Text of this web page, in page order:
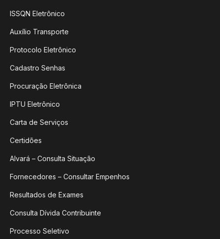
ISSQN Eletrônico
Auxílio Transporte
Protocolo Eletrônico
Cadastro Senhas
Procuração Eletrônica
IPTU Eletrônico
Carta de Serviços
Certidões
Alvará – Consulta Situação
Fornecedores – Consultar Empenhos
Resultados de Exames
Consulta Dívida Contribuinte
Processo Seletivo